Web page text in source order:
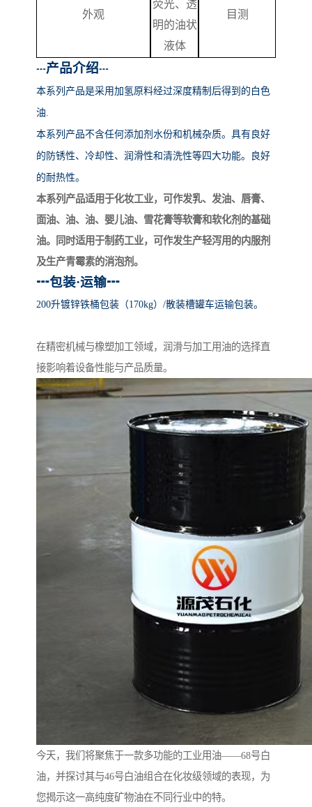
外观
荧光、透
明的油状
液体
目测
┅产品介绍┅
本系列产品是采用加氢原料经过深度精制后得到的白色
油.
本系列产品不含任何添加剂水份和机械杂质。具有良好
的防锈性、冷却性、润滑性和清洗性等四大功能。良好
的耐热性。
本系列产品适用于化妆工业，可作发乳、发油、唇膏、
面油、油、油、婴儿油、雪花膏等软膏和软化剂的基础
油。同时适用于制药工业，可作发生产轻泻用的内服剂
及生产青霉素的消泡剂。
┅包装·运输┅
200升镀锌铁桶包装（170kg）/散装槽罐车运输包装。
在精密机械与橡塑加工领域，润滑与加工用油的选择直
接影响着设备性能与产品质量。
今天，我们将聚焦于一款多功能的工业用油——68号白
油，并探讨其与46号白油组合在化妆级领域的表现，为
您揭示这一高纯度矿物油在不同行业中的特。